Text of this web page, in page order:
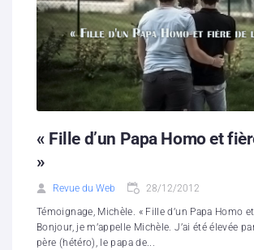
Contacts
Hébergement solidaire
« Fille d’un Papa Homo et
»
Revue du Web 28/12/2012
Témoignage, Michèle. « Fille d’un Papa Homo
Bonjour, je m’appelle Michèle. J’ai été élevée
père (hétéro), le papa de...